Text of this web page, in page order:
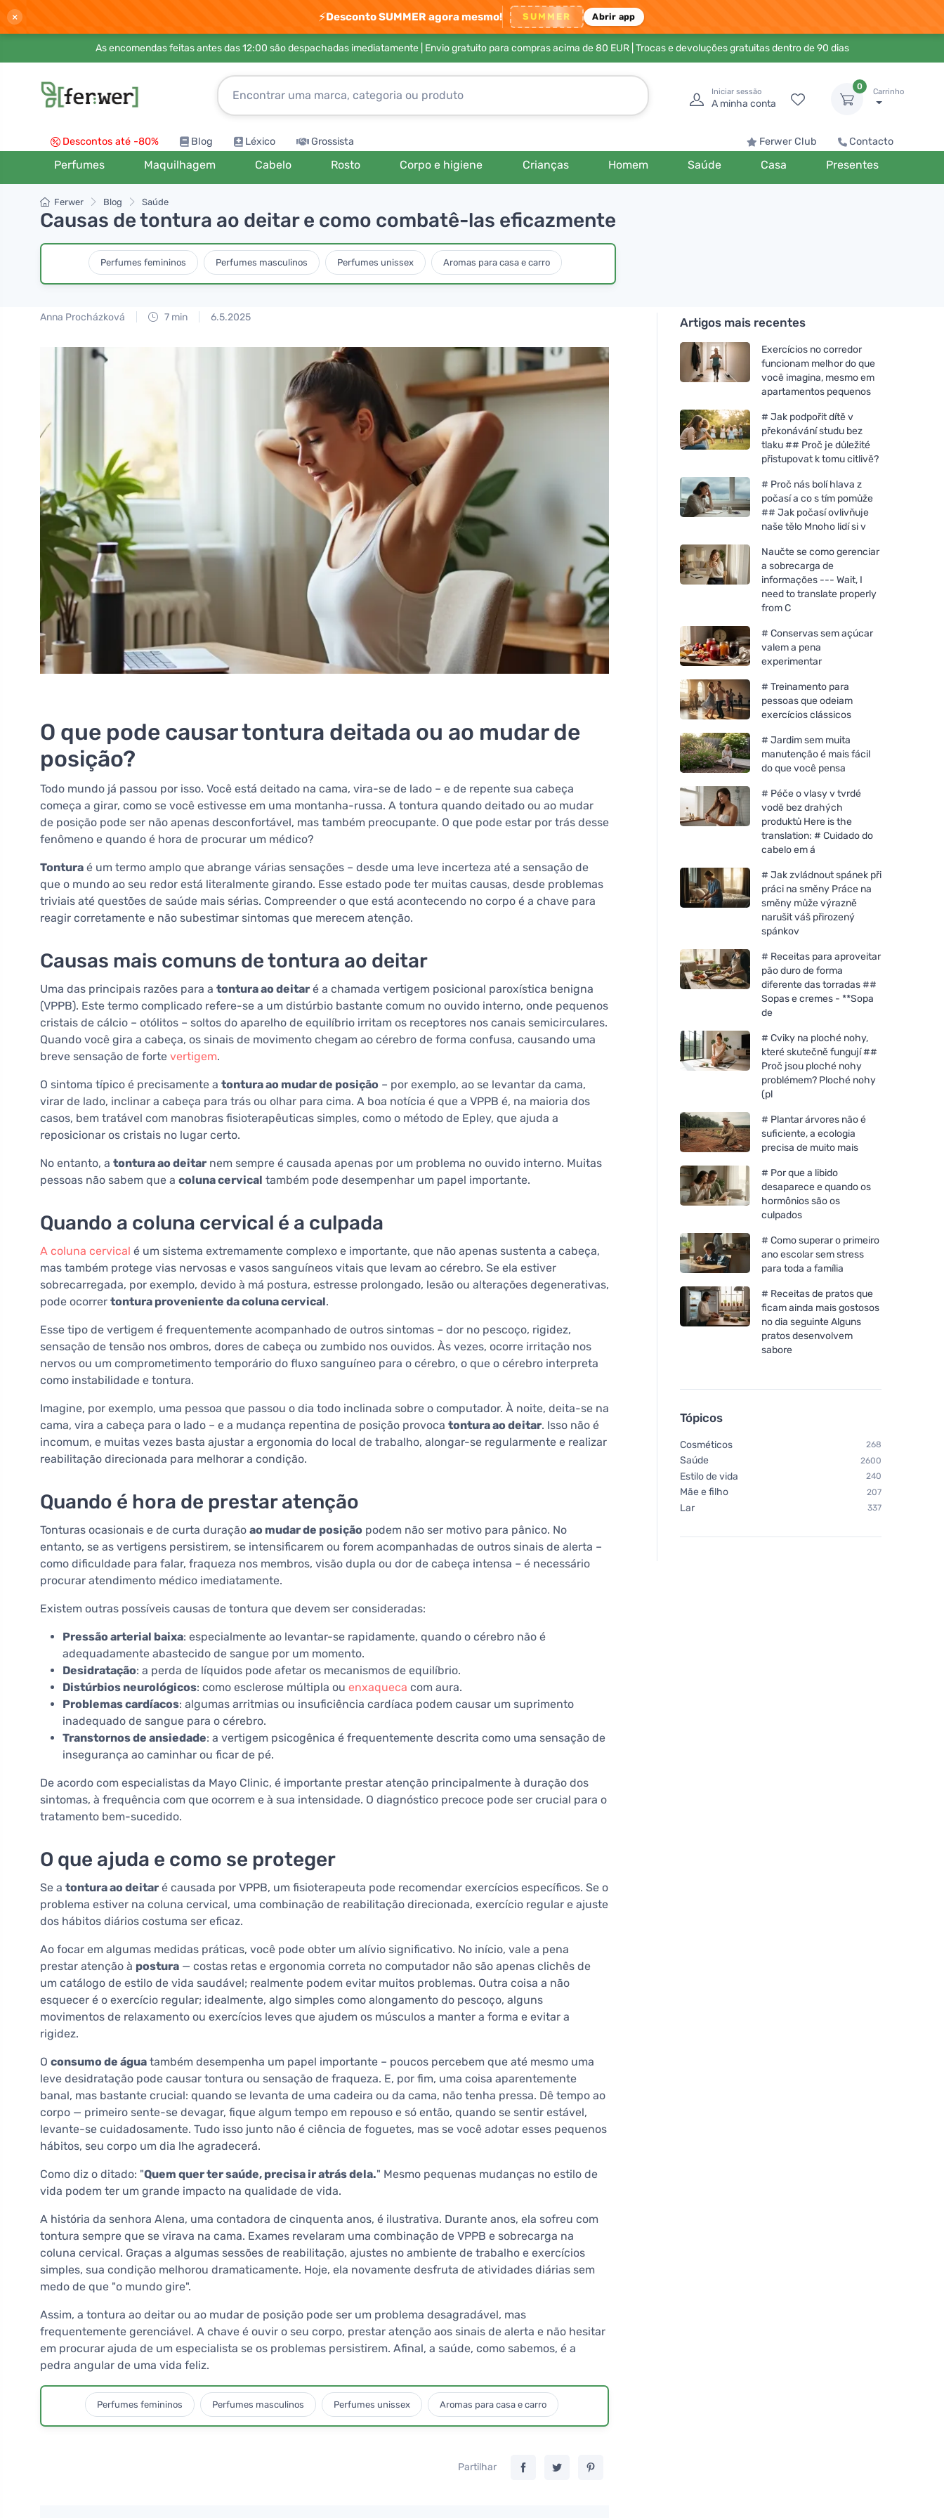
× ⚡Desconto SUMMER agora mesmo! SUMMER Abrir app
As encomendas feitas antes das 12:00 são despachadas imediatamente | Envio gratuito para compras acima de 80 EUR| Trocas e devoluções gratuitas dentro de 90 dias
Iniciar sessão
A minha conta
0
Carrinho
Descontos até -80% Blog Léxico Grossista Ferwer Club Contacto
Perfumes Maquilhagem Cabelo Rosto Corpo e higiene Crianças Homem Saúde Casa Presentes
Ferwer Blog Saúde
Causas de tontura ao deitar e como combatê-las eficazmente
Perfumes femininos Perfumes masculinos Perfumes unissex Aromas para casa e carro
Anna Procházková 7 min 6.5.2025
O que pode causar tontura deitada ou ao mudar de
posição?
Todo mundo já passou por isso. Você está deitado na cama, vira-se de lado – e de repente sua cabeça
começa a girar, como se você estivesse em uma montanha-russa. A tontura quando deitado ou ao mudar
de posição pode ser não apenas desconfortável, mas também preocupante. O que pode estar por trás desse
fenômeno e quando é hora de procurar um médico?
Tontura é um termo amplo que abrange várias sensações – desde uma leve incerteza até a sensação de
que o mundo ao seu redor está literalmente girando. Esse estado pode ter muitas causas, desde problemas
triviais até questões de saúde mais sérias. Compreender o que está acontecendo no corpo é a chave para
reagir corretamente e não subestimar sintomas que merecem atenção.
Causas mais comuns de tontura ao deitar
Uma das principais razões para a tontura ao deitar é a chamada vertigem posicional paroxística benigna
(VPPB). Este termo complicado refere-se a um distúrbio bastante comum no ouvido interno, onde pequenos
cristais de cálcio – otólitos – soltos do aparelho de equilíbrio irritam os receptores nos canais semicirculares.
Quando você gira a cabeça, os sinais de movimento chegam ao cérebro de forma confusa, causando uma
breve sensação de forte vertigem.
O sintoma típico é precisamente a tontura ao mudar de posição – por exemplo, ao se levantar da cama,
virar de lado, inclinar a cabeça para trás ou olhar para cima. A boa notícia é que a VPPB é, na maioria dos
casos, bem tratável com manobras fisioterapêuticas simples, como o método de Epley, que ajuda a
reposicionar os cristais no lugar certo.
No entanto, a tontura ao deitar nem sempre é causada apenas por um problema no ouvido interno. Muitas
pessoas não sabem que a coluna cervical também pode desempenhar um papel importante.
Quando a coluna cervical é a culpada
A coluna cervical é um sistema extremamente complexo e importante, que não apenas sustenta a cabeça,
mas também protege vias nervosas e vasos sanguíneos vitais que levam ao cérebro. Se ela estiver
sobrecarregada, por exemplo, devido à má postura, estresse prolongado, lesão ou alterações degenerativas,
pode ocorrer tontura proveniente da coluna cervical.
Esse tipo de vertigem é frequentemente acompanhado de outros sintomas – dor no pescoço, rigidez,
sensação de tensão nos ombros, dores de cabeça ou zumbido nos ouvidos. Às vezes, ocorre irritação nos
nervos ou um comprometimento temporário do fluxo sanguíneo para o cérebro, o que o cérebro interpreta
como instabilidade e tontura.
Imagine, por exemplo, uma pessoa que passou o dia todo inclinada sobre o computador. À noite, deita-se na
cama, vira a cabeça para o lado – e a mudança repentina de posição provoca tontura ao deitar. Isso não é
incomum, e muitas vezes basta ajustar a ergonomia do local de trabalho, alongar-se regularmente e realizar
reabilitação direcionada para melhorar a condição.
Quando é hora de prestar atenção
Tonturas ocasionais e de curta duração ao mudar de posição podem não ser motivo para pânico. No
entanto, se as vertigens persistirem, se intensificarem ou forem acompanhadas de outros sinais de alerta –
como dificuldade para falar, fraqueza nos membros, visão dupla ou dor de cabeça intensa – é necessário
procurar atendimento médico imediatamente.
Existem outras possíveis causas de tontura que devem ser consideradas:
Pressão arterial baixa: especialmente ao levantar-se rapidamente, quando o cérebro não é
adequadamente abastecido de sangue por um momento.
Desidratação: a perda de líquidos pode afetar os mecanismos de equilíbrio.
Distúrbios neurológicos: como esclerose múltipla ou enxaqueca com aura.
Problemas cardíacos: algumas arritmias ou insuficiência cardíaca podem causar um suprimento
inadequado de sangue para o cérebro.
Transtornos de ansiedade: a vertigem psicogênica é frequentemente descrita como uma sensação de
insegurança ao caminhar ou ficar de pé.
De acordo com especialistas da Mayo Clinic, é importante prestar atenção principalmente à duração dos
sintomas, à frequência com que ocorrem e à sua intensidade. O diagnóstico precoce pode ser crucial para o
tratamento bem-sucedido.
O que ajuda e como se proteger
Se a tontura ao deitar é causada por VPPB, um fisioterapeuta pode recomendar exercícios específicos. Se o
problema estiver na coluna cervical, uma combinação de reabilitação direcionada, exercício regular e ajuste
dos hábitos diários costuma ser eficaz.
Ao focar em algumas medidas práticas, você pode obter um alívio significativo. No início, vale a pena
prestar atenção à postura — costas retas e ergonomia correta no computador não são apenas clichês de
um catálogo de estilo de vida saudável; realmente podem evitar muitos problemas. Outra coisa a não
esquecer é o exercício regular; idealmente, algo simples como alongamento do pescoço, alguns
movimentos de relaxamento ou exercícios leves que ajudem os músculos a manter a forma e evitar a
rigidez.
O consumo de água também desempenha um papel importante – poucos percebem que até mesmo uma
leve desidratação pode causar tontura ou sensação de fraqueza. E, por fim, uma coisa aparentemente
banal, mas bastante crucial: quando se levanta de uma cadeira ou da cama, não tenha pressa. Dê tempo ao
corpo — primeiro sente-se devagar, fique algum tempo em repouso e só então, quando se sentir estável,
levante-se cuidadosamente. Tudo isso junto não é ciência de foguetes, mas se você adotar esses pequenos
hábitos, seu corpo um dia lhe agradecerá.
Como diz o ditado: "Quem quer ter saúde, precisa ir atrás dela." Mesmo pequenas mudanças no estilo de
vida podem ter um grande impacto na qualidade de vida.
A história da senhora Alena, uma contadora de cinquenta anos, é ilustrativa. Durante anos, ela sofreu com
tontura sempre que se virava na cama. Exames revelaram uma combinação de VPPB e sobrecarga na
coluna cervical. Graças a algumas sessões de reabilitação, ajustes no ambiente de trabalho e exercícios
simples, sua condição melhorou dramaticamente. Hoje, ela novamente desfruta de atividades diárias sem
medo de que "o mundo gire".
Assim, a tontura ao deitar ou ao mudar de posição pode ser um problema desagradável, mas
frequentemente gerenciável. A chave é ouvir o seu corpo, prestar atenção aos sinais de alerta e não hesitar
em procurar ajuda de um especialista se os problemas persistirem. Afinal, a saúde, como sabemos, é a
pedra angular de uma vida feliz.
Perfumes femininos Perfumes masculinos Perfumes unissex Aromas para casa e carro
Partilhar
Artigos mais recentes
Exercícios no corredor
funcionam melhor do que
você imagina, mesmo em
apartamentos pequenos
# Jak podpořit dítě v
překonávání studu bez
tlaku ## Proč je důležité
přistupovat k tomu citlivě?
# Proč nás bolí hlava z
počasí a co s tím pomůže
## Jak počasí ovlivňuje
naše tělo Mnoho lidí si v
Naučte se como gerenciar
a sobrecarga de
informações --- Wait, I
need to translate properly
from C
# Conservas sem açúcar
valem a pena
experimentar
# Treinamento para
pessoas que odeiam
exercícios clássicos
# Jardim sem muita
manutenção é mais fácil
do que você pensa
# Péče o vlasy v tvrdé
vodě bez drahých
produktů Here is the
translation: # Cuidado do
cabelo em á
# Jak zvládnout spánek při
práci na směny Práce na
směny může výrazně
narušit váš přirozený
spánkov
# Receitas para aproveitar
pão duro de forma
diferente das torradas ##
Sopas e cremes - **Sopa
de
# Cviky na ploché nohy,
které skutečně fungují ##
Proč jsou ploché nohy
problémem? Ploché nohy
(pl
# Plantar árvores não é
suficiente, a ecologia
precisa de muito mais
# Por que a libido
desaparece e quando os
hormônios são os
culpados
# Como superar o primeiro
ano escolar sem stress
para toda a família
# Receitas de pratos que
ficam ainda mais gostosos
no dia seguinte Alguns
pratos desenvolvem
sabore
Tópicos
Cosméticos 268
Saúde 2600
Estilo de vida 240
Mãe e filho 207
Lar 337